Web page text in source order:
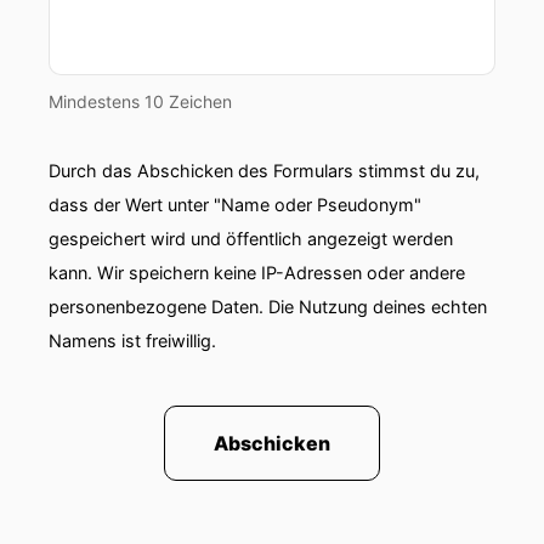
00:01:05: Jetzt ist es so, dass die PPWR sagt,
okay du musst von Anfang an überlegen wie
und ist es das überhaupt?
00:01:15: Also das heißt die Verpackung wird
erstmalig Mittelpunkt.
00:01:19: Und das finde ich sehr gut!
00:01:21: Herzlich willkommen zu einer neuen
Gründerin und CEO von PAKT III.
00:01:30: Herzlich Willkommen Flora.
Mindestens 10 Zeichen
Durch das Abschicken des Formulars stimmst du zu,
dass der Wert unter "Name oder Pseudonym"
gespeichert wird und öffentlich angezeigt werden
kann. Wir speichern keine IP-Adressen oder andere
personenbezogene Daten. Die Nutzung deines echten
Namens ist freiwillig.
Abschicken